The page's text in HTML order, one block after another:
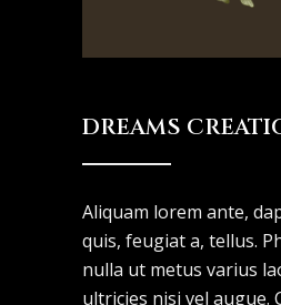
DREAMS
Aliquam lorem ante,
quis, feugiat a, tellus.
nulla ut metus varius
ultricies nisi vel augue.